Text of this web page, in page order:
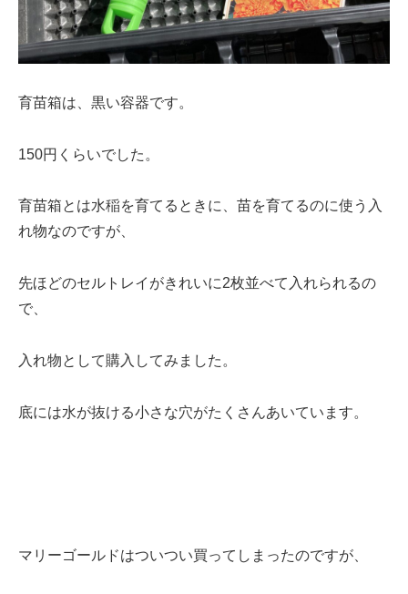
育苗箱は、黒い容器です。
150円くらいでした。
育苗箱とは水稲を育てるときに、苗を育てるのに使う入
れ物なのですが、
先ほどのセルトレイがきれいに2枚並べて入れられるの
で、
入れ物として購入してみました。
底には水が抜ける小さな穴がたくさんあいています。
マリーゴールドはついつい買ってしまったのですが、